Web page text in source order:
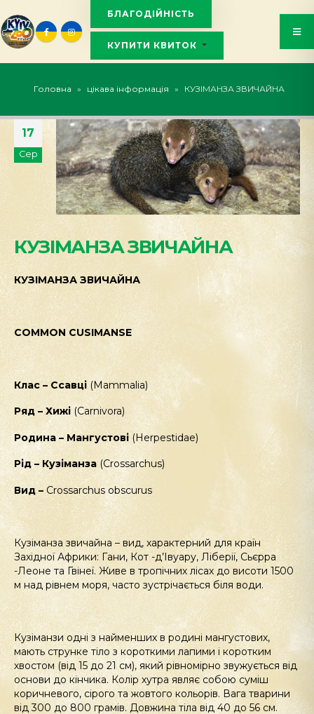
БЛАГОДІЙНІСТЬ
КУПИТИ КВИТОК
Головна » цікава інформація » КУЗІМАНЗА ЗВИЧАЙНА
17
Сер
КУЗІМАНЗА ЗВИЧАЙНА
КУЗІМАНЗА ЗВИЧАЙНА
COMMON CUSIMANSE
Клас – Ссавці (Mammalia)
Ряд – Хижі (Carnivora)
Родина – Мангустові(Herpestidae)
Рід – Кузіманза (Crossarchus)
Вид – Crossarchus obscurus
Кузіманза звичайна – вид, характерний для країн
Західної Африки: Гани, Кот -д’Івуару, Ліберії, Сьєрра
-Леоне та Гвінеї. Живе в тропічних лісах до висоти 1500
м над рівнем моря, часто зустрічається біля води.
Кузіманзи одні з найменших в родині мангустових,
мають струнке тіло з короткими лапими і коротким
хвостом (від 15 до 21 см), який рівномірно звужується від
основи до кінчика. Колір хутра являє собою суміш
коричневого, сірого та жовтого кольорів. Вага тварини
від 300 до 800 грамів. Довжина тіла від 40 до 56 см.